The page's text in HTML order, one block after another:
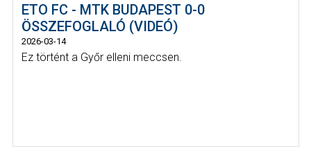
ETO FC - MTK BUDAPEST 0-0
ÖSSZEFOGLALÓ (VIDEÓ)
2026-03-14
Ez történt a Győr elleni meccsen.